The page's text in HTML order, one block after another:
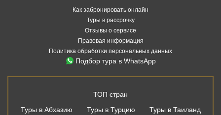
Как забронировать онлайн
Туры в рассрочку
Отзывы о сервисе
Правовая информация
Политика обработки персональных данных
Подбор тура в WhatsApp
ТОП стран
Туры в Абхазию
Туры в Турцию
Туры в Таиланд